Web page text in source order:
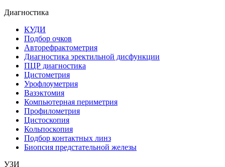
Диагностика
КУДИ
Подбор очков
Авторефрактометрия
Диагностика эректильной дисфункции
ПЦР диагностика
Цистометрия
Урофлоуметрия
Вазэктомия
Компьютерная периметрия
Профилометрия
Цистоскопия
Кольпоскопия
Подбор контактных линз
Биопсия предстательной железы
УЗИ